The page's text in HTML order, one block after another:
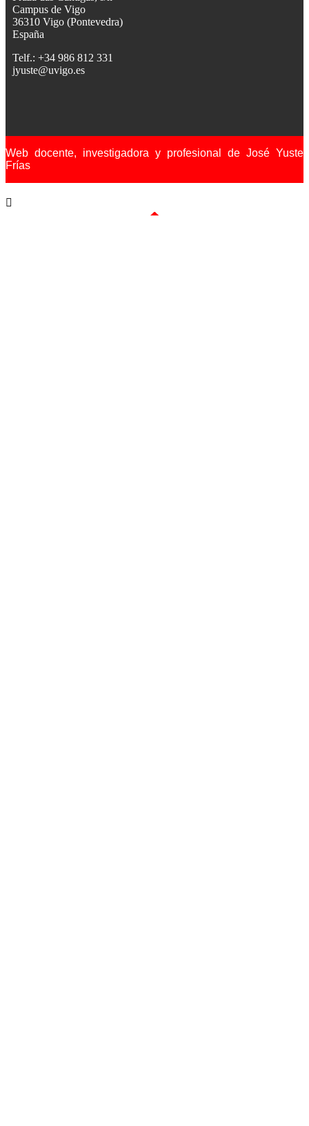
Campus de Vigo
36310 Vigo (Pontevedra)
España
Telf.: +34 986 812 331
jyuste@uvigo.es
Web docente, investigadora y profesional de José Yuste
Frías